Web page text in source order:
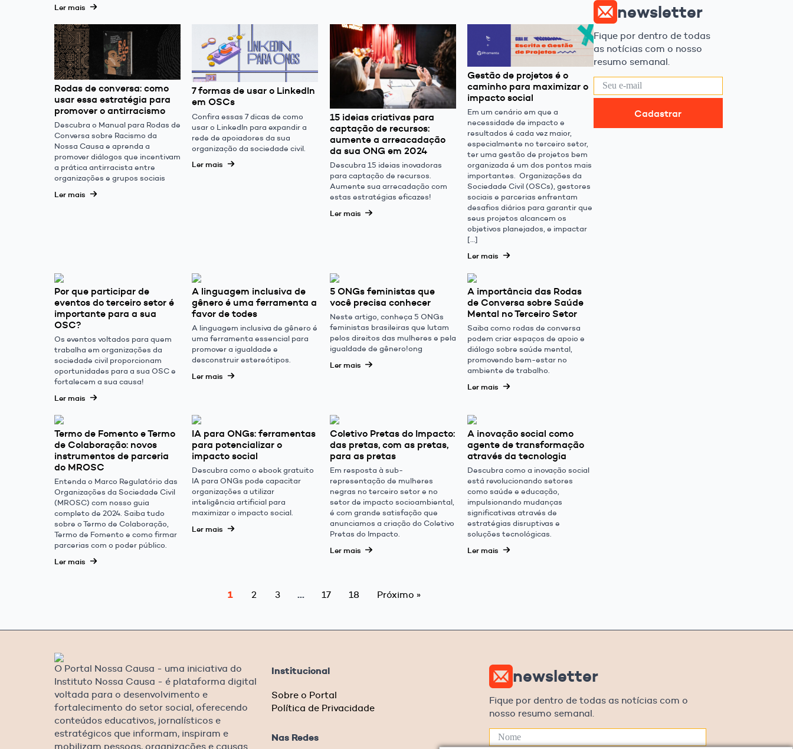
Ler mais
Rodas de conversa: como
usar essa estratégia para
promover o antirracismo
Descubra o Manual para Rodas de
Conversa sobre Racismo da
Nossa Causa e aprenda a
promover diálogos que incentivam
a prática antirracista entre
organizações e grupos sociais
Ler mais
7 formas de usar o LinkedIn
em OSCs
Confira essas 7 dicas de como
usar o LinkedIn para expandir a
rede de apoiadores da sua
organização da sociedade civil.
Ler mais
15 ideias criativas para
captação de recursos:
aumente a arreacadação
da sua ONG em 2024
Descubra 15 ideias inovadoras
para captação de recursos.
Aumente sua arrecadação com
estas estratégias eficazes!
Ler mais
Gestão de projetos é o
caminho para maximizar o
impacto social
Em um cenário em que a
necessidade de impacto e
resultados é cada vez maior,
especialmente no terceiro setor,
ter uma gestão de projetos bem
organizada é um dos pontos mais
importantes. Organizações da
Sociedade Civil (OSCs), gestores
sociais e parcerias enfrentam
desafios diários para garantir que
seus projetos alcancem os
objetivos planejados, e impactar
[…]
Ler mais
Por que participar de
eventos do terceiro setor é
importante para a sua
OSC?
Os eventos voltados para quem
trabalha em organizações da
sociedade civil proporcionam
oportunidades para a sua OSC e
fortalecem a sua causa!
Ler mais
A linguagem inclusiva de
gênero é uma ferramenta a
favor de todes
A linguagem inclusiva de gênero é
uma ferramenta essencial para
promover a igualdade e
desconstruir estereótipos.
Ler mais
5 ONGs feministas que
você precisa conhecer
Neste artigo, conheça 5 ONGs
feministas brasileiras que lutam
pelos direitos das mulheres e pela
igualdade de gênero!ong
Ler mais
A importância das Rodas
de Conversa sobre Saúde
Mental no Terceiro Setor
Saiba como rodas de conversa
podem criar espaços de apoio e
diálogo sobre saúde mental,
promovendo bem-estar no
ambiente de trabalho.
Ler mais
Termo de Fomento e Termo
de Colaboração: novos
instrumentos de parceria
do MROSC
Entenda o Marco Regulatório das
Organizações da Sociedade Civil
(MROSC) com nosso guia
completo de 2024. Saiba tudo
sobre o Termo de Colaboração,
Termo de Fomento e como firmar
parcerias com o poder público.
Ler mais
IA para ONGs: ferramentas
para potencializar o
impacto social
Descubra como o ebook gratuito
IA para ONGs pode capacitar
organizações a utilizar
inteligência artificial para
maximizar o impacto social.
Ler mais
Coletivo Pretas do Impacto:
das pretas, com as pretas,
para as pretas
Em resposta à sub-
representação de mulheres
negras no terceiro setor e no
setor de impacto socioambiental,
é com grande satisfação que
anunciamos a criação do Coletivo
Pretas do Impacto.
Ler mais
A inovação social como
agente de transformação
através da tecnologia
Descubra como a inovação social
está revolucionando setores
como saúde e educação,
impulsionando mudanças
significativas através de
estratégias disruptivas e
soluções tecnológicas.
Ler mais
1 2 3 … 17 18 Próximo »
newsletter
Fique por dentro de todas
as notícias com o nosso
resumo semanal.
Cadastrar
O Portal Nossa Causa - uma iniciativa do
Instituto Nossa Causa - é plataforma digital
voltada para o desenvolvimento e
fortalecimento do setor social, oferecendo
conteúdos educativos, jornalísticos e
estratégicos que informam, inspiram e
mobilizam pessoas, organizações e causas.
Institucional
Sobre o Portal
Política de Privacidade
Nas Redes
newsletter
Fique por dentro de todas as notícias com o
nosso resumo semanal.